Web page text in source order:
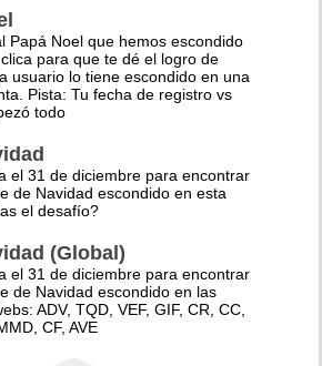
Papá Noel que hemos escondido
para que te dé el logro de
usuario lo tiene escondido en una
Pista: Tu fecha de registro vs
todo
el 31 de diciembre para encontrar
de Navidad escondido en esta
el desafío?
(Global)
el 31 de diciembre para encontrar
de Navidad escondido en las
ADV, TQD, VEF, GIF, CR, CC,
CF, AVE